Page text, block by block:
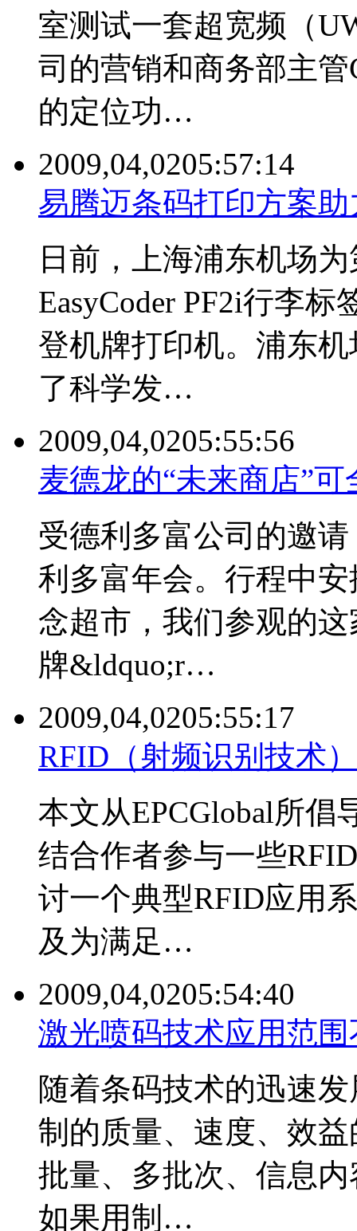
室测试一套超宽频（
司的营销和商务部主
的定位功…
2009,04,0205:57:14
易腾迈条码打印方案
日前，上海浦东机场
EasyCoder PF2i行李标
登机牌打印机。浦东
了科学发…
2009,04,0205:55:56
麦德龙的“未来商店”
受德利多富公司的邀
利多富年会。行程中
念超市，我们参观的
牌&ldquo;r…
2009,04,0205:55:17
RFID（射频识别技术
本文从EPCGlobal所倡
结合作者参与一些
讨一个典型RFID应用
及为满足…
2009,04,0205:54:40
激光喷码技术应用范
随着条码技术的迅速
制的质量、速度、效
批量、多批次、信息
如果用制…